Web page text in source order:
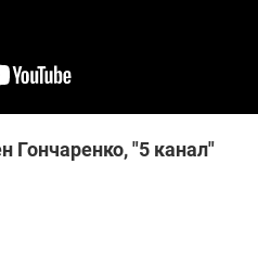
Гончаренко, "5 канал"